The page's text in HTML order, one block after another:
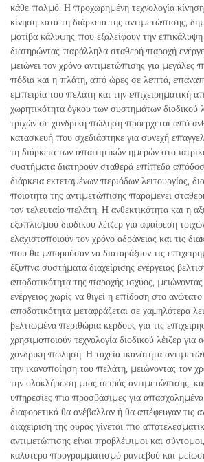
κάθε παλμό. Η προχωρημένη τεχνολογία
κίνηση κατά τη διάρκεια της αντιμετώπισης,
μοτίβα κάλυψης που εξαλείφουν την επικάλυψη
διατηρώντας παράλληλα σταθερή παροχή
μειώνει τον χρόνο αντιμετώπισης για μεγάλες
πόδια και η πλάτη, από ώρες σε λεπτά,
εμπειρία του πελάτη και την επιχειρηματική
χωρητικότητα όγκου των συστημάτων διοδικού
τριχών σε χονδρική πώληση προέρχεται από
κατασκευή που σχεδιάστηκε για συνεχή
τη διάρκεια των απαιτητικών ημερών στο
συστήματα διατηρούν σταθερά επίπεδα
διάρκεια εκτεταμένων περιόδων λειτουργίας,
ποιότητα της αντιμετώπισης παραμένει
τον τελευταίο πελάτη. Η ανθεκτικότητα και η
εξοπλισμού διοδικού λέιζερ για αφαίρεση
ελαχιστοποιούν τον χρόνο αδράνειας και τις
που θα μπορούσαν να διαταράξουν τις
έξυπνα συστήματα διαχείρισης ενέργειας
αποδοτικότητα της παροχής ισχύος,
ενέργειας χωρίς να θιγεί η επίδοση στο
αποδοτικότητα μεταφράζεται σε χαμηλότερα
βελτιωμένα περιθώρια κέρδους για τις
χρησιμοποιούν τεχνολογία διοδικού λέιζερ για
χονδρική πώληση. Η ταχεία ικανότητα
την ικανοποίηση του πελάτη, μειώνοντας τον
την ολοκλήρωση μιας σειράς αντιμετώπισης,
υπηρεσίες πιο προσβάσιμες για
διαφορετικά θα ανέβαλλαν ή θα απέφευγαν τις
διαχείριση της ουράς γίνεται πιο
αντιμετώπισης είναι προβλέψιμοι και
καλύτερο προγραμματισμό ραντεβού και